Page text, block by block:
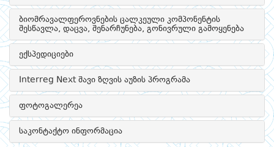
ბიომრავალფეროვნების ცალკეული კომპონენტის
შესწავლა, დაცვა, შენარჩუნება, გონივრული გამოყენება
ექსპედიციები
Interreg Next შავი ზღვის აუზის პროგრამა
ფოტოგალერეა
საკონტაქტო ინფორმაცია